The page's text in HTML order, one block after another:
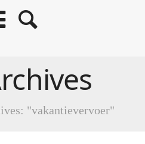
"vakantievervoer"